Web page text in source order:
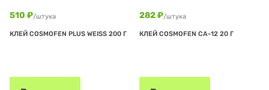
510 ₽/штука
КЛЕЙ COSMOFEN PLUS WEISS 200 Г
282 ₽/штука
КЛЕЙ COSMOFEN CA-12 20 Г